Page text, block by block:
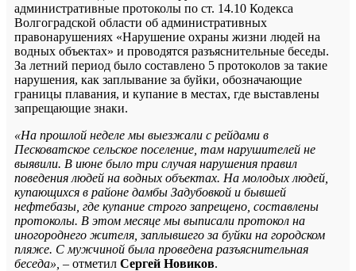
административные протоколы по ст. 14.10 Кодекса
Волгоградской области об административных
правонарушениях «Нарушение охраны жизни людей на
водных объектах» и проводятся разъяснительные беседы.
За летний период было составлено 5 протоколов за такие
нарушения, как заплывание за буйки, обозначающие
границы плавания, и купание в местах, где выставлены
запрещающие знаки.
«На прошлой неделе мы выезжали с рейдами в
Песковатское сельское поселение, там нарушителей не
выявили. В июне было три случая нарушения правил
поведения людей на водных объектах. На молодых людей,
купающихся в районе дамбы Задубовкой и бывшей
нефтебазы, где купание строго запрещено, составлены
протоколы. В этом месяце мы выписали протокол на
иногороднего жителя, заплывшего за буйки на городском
пляже. С мужчиной была проведена разъяснительная
беседа», – отметил Сергей Новиков.